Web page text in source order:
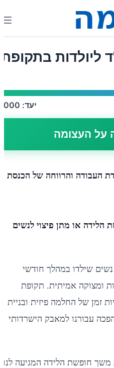
ליולדות בתקופת
יעד:
על העצומה
העבודה והרווחה של הכנסת
הלידה או מתן פיצוי לנשים
נשים שילדו במהלך חודשי
ומצוקה אמיתית. תקופת
זמן של החלמה פיזית ובניית
עבורנו למאבק הישרדותי
חופשת הלידה המגיעה לנו,